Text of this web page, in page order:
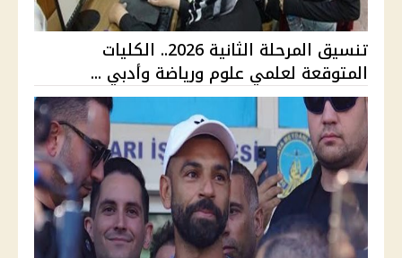
تنسيق المرحلة الثانية 2026.. الكليات
المتوقعة لعلمي علوم ورياضة وأدبي ...